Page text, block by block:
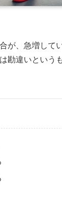
が、急増し
勘違いというも